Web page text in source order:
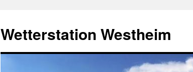
springen
Wetterstation Westheim